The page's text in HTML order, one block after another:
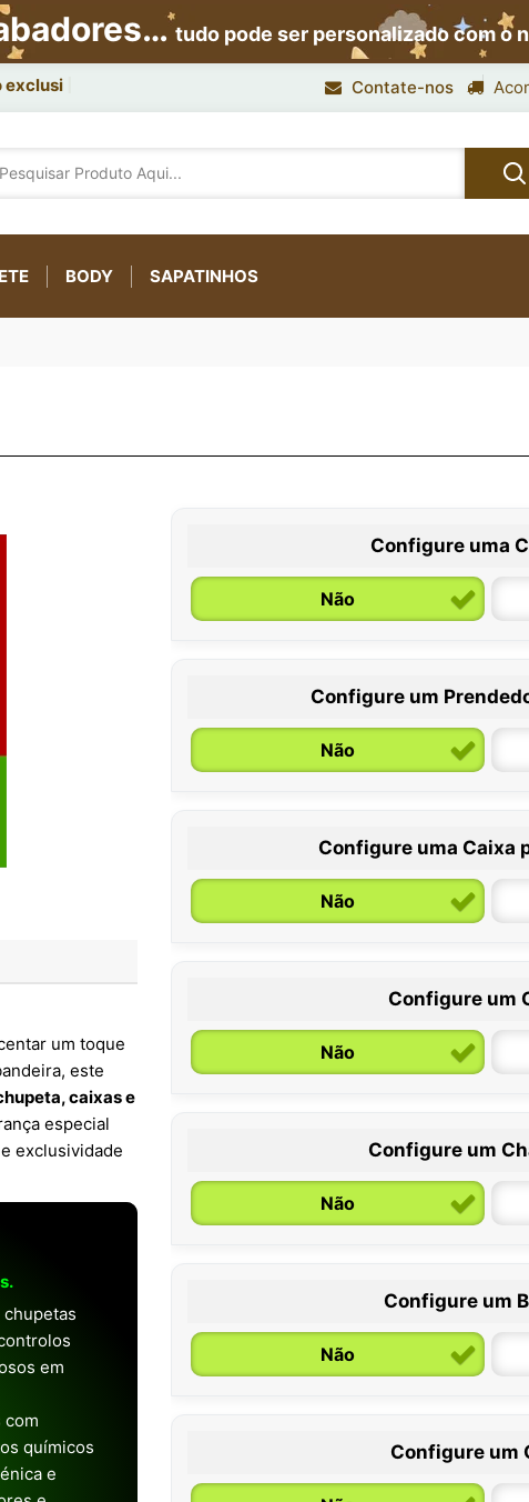
tudo pode ser personalizado com o
Contate-nos
BODY SAPATINHOS
um toque
este
caixas e
especial
exclusividade
chupetas
em
com
químicos
e
Configure uma
Não
0 / 6 meses
Configure um
Não
Configure uma Caixa
Não
Configure um
Não
6 /
Configure um
Não
Configure um
Não
Configure um